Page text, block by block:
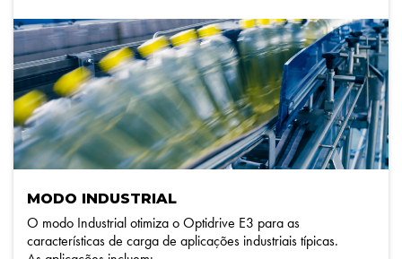
MODO INDUSTRIAL
O modo Industrial otimiza o Optidrive E3 para as
características de carga de aplicações industriais típicas.